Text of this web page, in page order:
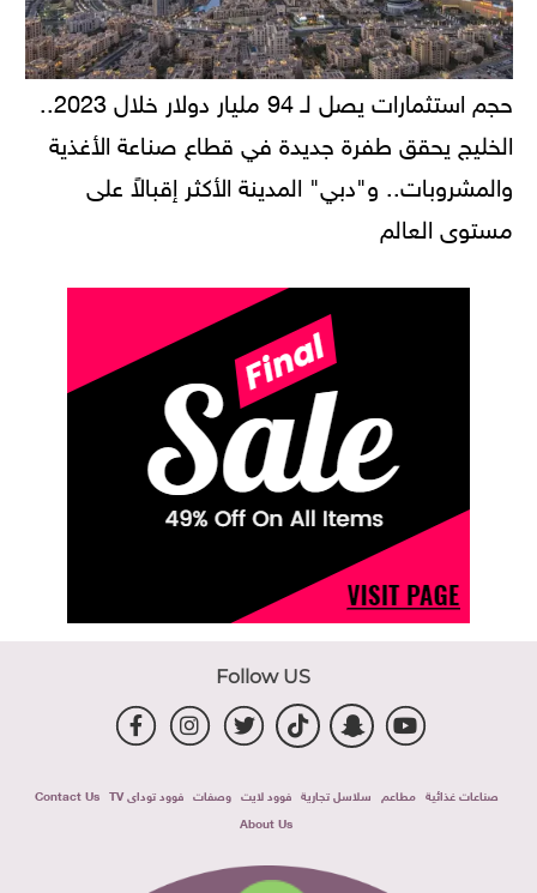
الخليج يحقق طفرة جديدة في قطاع صناعة الأغذية
والمشروبات.. و"دبي" المدينة الأكثر إقبالاً على
مستوى العالم
Follow US
صناعات غذائية مطاعم سلاسل تجارية فوود لايت وصفات فوود توداى TV
Contact Us
About Us